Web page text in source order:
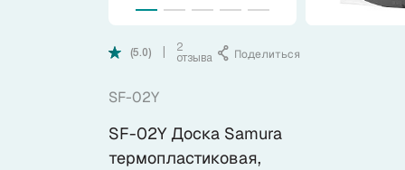
Ножи по назначению
Популярные подборки
(5.0)
2
отзыва
Поделиться
SF-02Y
SF-02Y Доска Samura
термопластиковая,